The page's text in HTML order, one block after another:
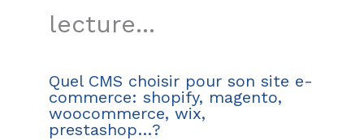
lecture...
Quel CMS choisir pour son site e-
commerce: shopify, magento,
woocommerce, wix,
prestashop…?